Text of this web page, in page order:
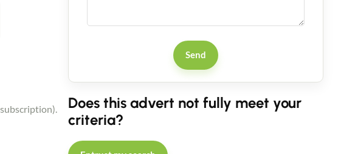
Send
Does this advert not fully meet your
criteria?